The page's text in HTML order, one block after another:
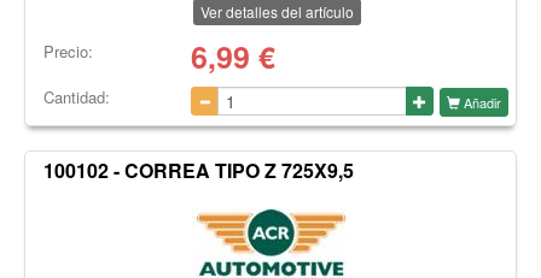
Ver detalles del artículo
Precio: 6,99 €
Cantidad: Añadir
100102 - CORREA TIPO Z 725X9,5